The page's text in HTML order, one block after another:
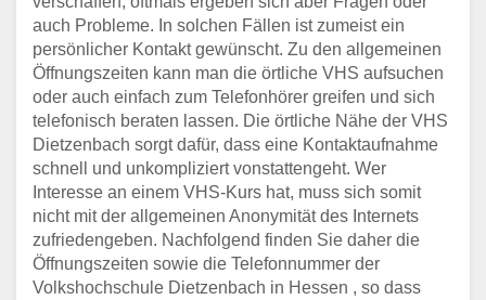
auch Probleme. In solchen Fällen ist zumeist ein
persönlicher Kontakt gewünscht. Zu den allgemeinen
Öffnungszeiten kann man die örtliche VHS aufsuchen
oder auch einfach zum Telefonhörer greifen und sich
telefonisch beraten lassen. Die örtliche Nähe der VHS
Dietzenbach sorgt dafür, dass eine Kontaktaufnahme
schnell und unkompliziert vonstattengeht. Wer
Interesse an einem VHS-Kurs hat, muss sich somit
nicht mit der allgemeinen Anonymität des Internets
zufriedengeben. Nachfolgend finden Sie daher die
Öffnungszeiten sowie die Telefonnummer der
Volkshochschule Dietzenbach in Hessen , so dass